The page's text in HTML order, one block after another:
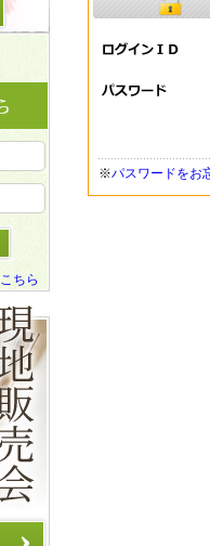
※パスワードをお
こちら